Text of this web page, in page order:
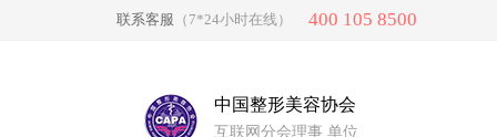
400 105 8500
联系客服 （7*24小时在线）
中国整形美容协会
互联网分会理事 单位